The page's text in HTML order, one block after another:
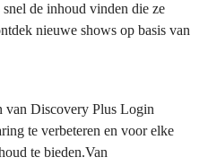
de inhoud vinden die ze
nieuwe shows op basis van
van Discovery Plus Login
te verbeteren en voor elke
te bieden.Van